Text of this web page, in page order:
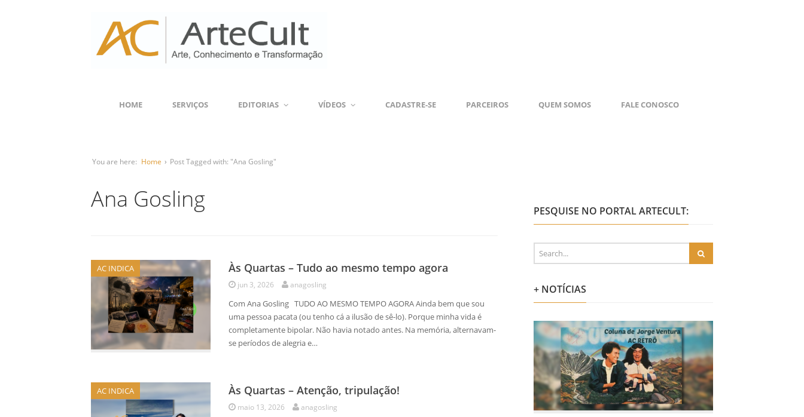
HOME SERVIÇOS EDITORIAS VÍDEOS CADASTRE-SE PARCEIROS QUEM SOMOS FALE CONOSCO
You are here: Home › Post Tagged with: "Ana Gosling"
Ana Gosling
AC INDICA Às Quartas – Tudo ao mesmo tempo agora
jun 3, 2026 anagosling
Com Ana Gosling TUDO AO MESMO TEMPO AGORA Ainda bem que sou
uma pessoa pacata (ou tenho cá a ilusão de sê-lo). Porque minha vida é
completamente bipolar. Não havia notado antes. Na memória, alternavam-
se períodos de alegria e…
AC INDICA Às Quartas – Atenção, tripulação!
maio 13, 2026 anagosling
PESQUISE NO PORTAL ARTECULT:
+ NOTÍCIAS